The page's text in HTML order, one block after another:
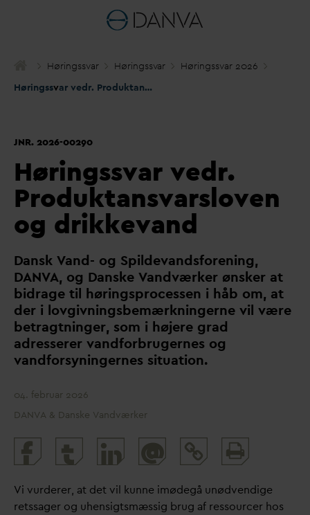
Høringssvar Høringssvar Høringssvar 2026
Høringssvar vedr. Produktans v
JNR. 2026-00290
Høringssvar vedr.
Produktansvarsloven
og drikkevand
DanskVand- og Spildevandsforening,
DANVA, og DanskeVandværker ønsker at
bidrage til høringsprocessen i håb om, at
der i lovgivningsbemærkningerne vil være
betragtninger, som i højere grad
adresserer vandforbrugernes og
vandforsyningernes situation.
04. februar 2026
DANVA & Danske Vandværker
@
and
Vi vurderer, at det vil kunne imødegå unødvendige
retssager og uhensigtsmæssig brug af ressourcer hos